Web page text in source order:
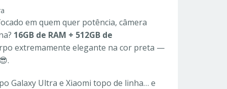
em quem quer potência, câmera
16GB de RAM + 512GB de
extremamente elegante na cor preta —
Galaxy Ultra e Xiaomi topo de linha… e